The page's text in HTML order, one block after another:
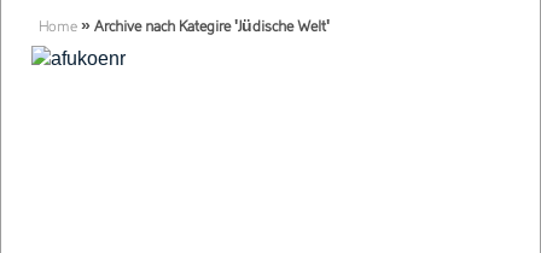
Home » Archive nach Kategire 'Jüdische Welt'